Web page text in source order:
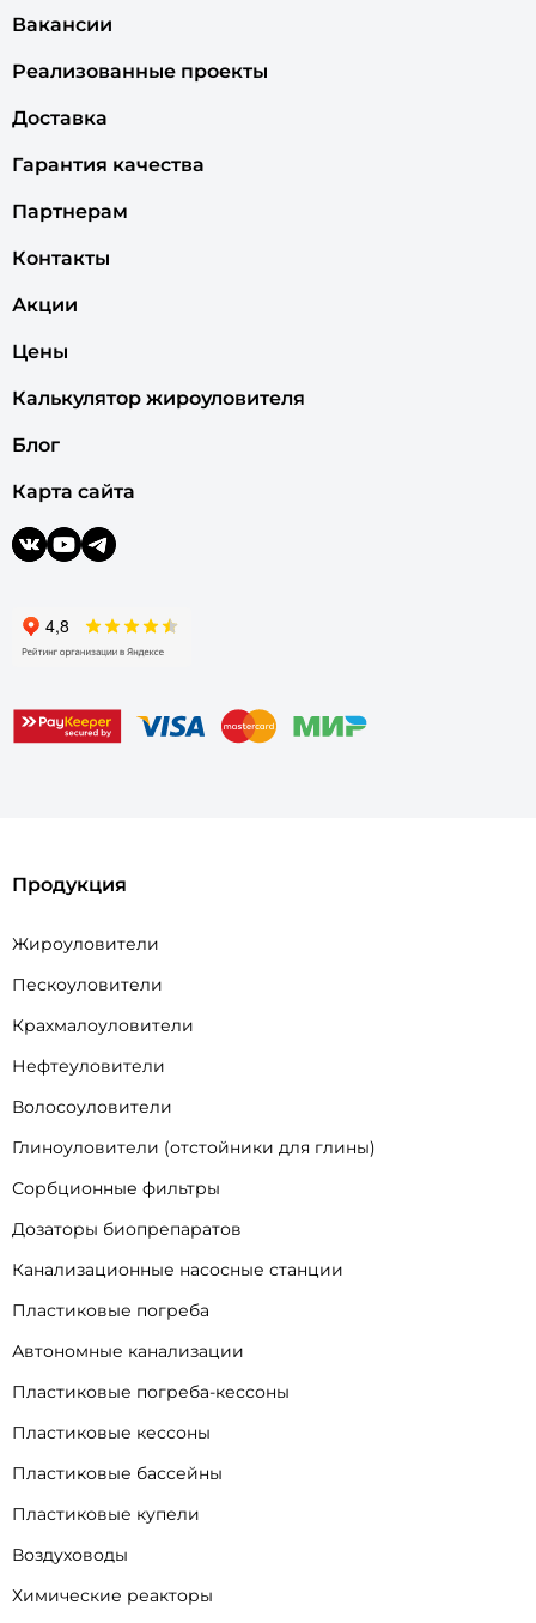
Вакансии
Реализованные проекты
Доставка
Гарантия качества
Партнерам
Контакты
Акции
Цены
Калькулятор жироуловителя
Блог
Карта сайта
Продукция
Жироуловители
Пескоуловители
Крахмалоуловители
Нефтеуловители
Волосоуловители
Глиноуловители (отстойники для глины)
Сорбционные фильтры
Дозаторы биопрепаратов
Канализационные насосные станции
Пластиковые погреба
Автономные канализации
Пластиковые погреба-кессоны
Пластиковые кессоны
Пластиковые бассейны
Пластиковые купели
Воздуховоды
Химические реакторы